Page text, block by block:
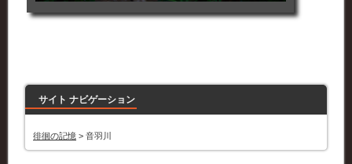
サイト ナビゲーション
徘徊の記憶 > 音羽川